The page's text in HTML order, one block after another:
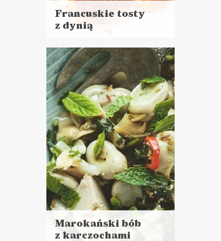
Francuskie tosty
z dynią
więcej
Czas przygotowania:
do 30 minut
DO CHLEBA ŚNIADANIA
Marokański bób
z karczochami